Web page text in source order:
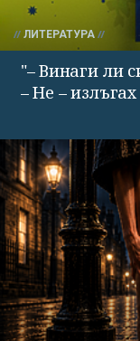
ЛИТЕРАТУРА
"– Винаги ли
– Не – излъгах